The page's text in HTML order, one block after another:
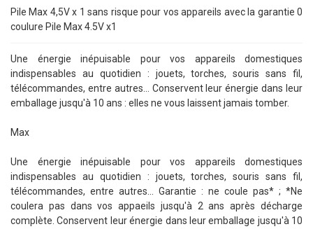
Pile Max 4,5V x 1 sans risque pour vos appareils avec la garantie 0
coulure Pile Max 4.5V x1
Une énergie inépuisable pour vos appareils domestiques
indispensables au quotidien : jouets, torches, souris sans fil,
télécommandes, entre autres… Conservent leur énergie dans leur
emballage jusqu'à 10 ans : elles ne vous laissent jamais tomber.
Max
Une énergie inépuisable pour vos appareils domestiques
indispensables au quotidien : jouets, torches, souris sans fil,
télécommandes, entre autres... Garantie : ne coule pas* ; *Ne
coulera pas dans vos appaeils jusqu'à 2 ans après décharge
complète. Conservent leur énergie dans leur emballage jusqu'à 10